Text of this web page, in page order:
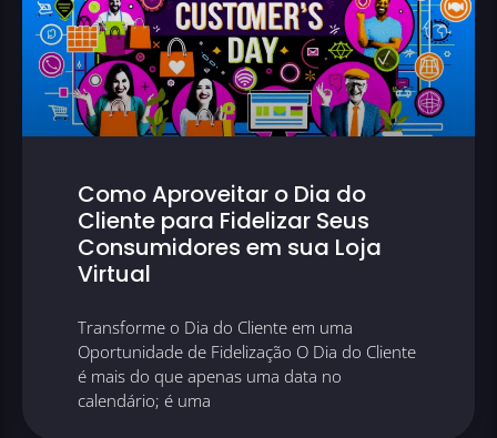
Como Aproveitar o Dia do
Cliente para Fidelizar Seus
Consumidores em sua Loja
Virtual
Transforme o Dia do Cliente em uma
Oportunidade de Fidelização O Dia do Cliente
é mais do que apenas uma data no
calendário; é uma